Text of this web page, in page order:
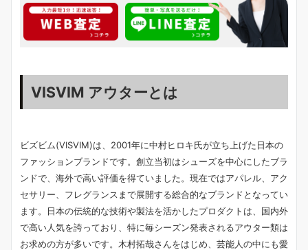
VISVIM アウターとは
ビズビム(VISVIM)は、2001年に中村ヒロキ氏が立ち上げた日本の
ファッションブランドです。創立当初はシューズを中心にしたブラ
ンドで、海外で高い評価を得ていました。現在ではアパレル、アク
セサリー、フレグランスまで展開する総合的なブランドとなってい
ます。日本の伝統的な技術や製法を活かしたプロダクトは、国内外
で高い人気を誇っており、特に毎シーズン発表されるアウター類は
お求めの方が多いです。木村拓哉さんをはじめ、芸能人の中にも愛